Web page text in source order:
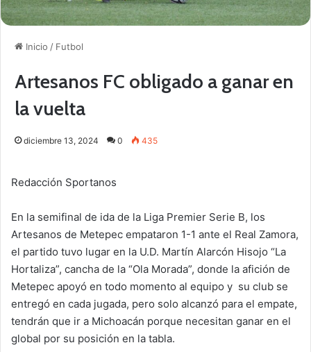
Inicio / Futbol
Artesanos FC obligado a ganar en
la vuelta
diciembre 13, 2024 0 435
Redacción Sportanos
En la semifinal de ida de la Liga Premier Serie B, los
Artesanos de Metepec empataron 1-1 ante el Real Zamora,
el partido tuvo lugar en la U.D. Martín Alarcón Hisojo “La
Hortaliza”, cancha de la “Ola Morada”, donde la afición de
Metepec apoyó en todo momento al equipo y su club se
entregó en cada jugada, pero solo alcanzó para el empate,
tendrán que ir a Michoacán porque necesitan ganar en el
global por su posición en la tabla.